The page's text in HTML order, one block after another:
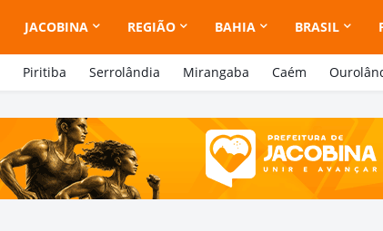
JACOBINA REGIÃO BAHIA BRASIL
Piritiba Serrolândia Mirangaba Caém